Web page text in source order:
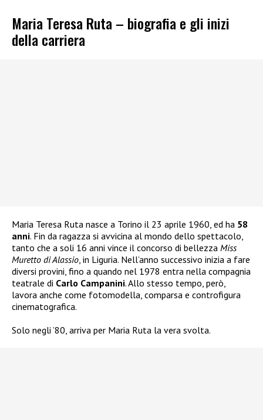
Maria Teresa Ruta – biografia e gli inizi
della carriera
Maria Teresa Ruta nasce a Torino il 23 aprile 1960, ed ha 58
anni. Fin da ragazza si avvicina al mondo dello spettacolo,
tanto che a soli 16 anni vince il concorso di bellezza Miss
Muretto di Alassio , in Liguria. Nell’anno successivo inizia a fare
diversi provini, fino a quando nel 1978 entra nella compagnia
teatrale di Carlo Campanini. Allo stesso tempo, però,
lavora anche come fotomodella, comparsa e controfigura
cinematografica.
Solo negli ’80, arriva per Maria Ruta la vera svolta.